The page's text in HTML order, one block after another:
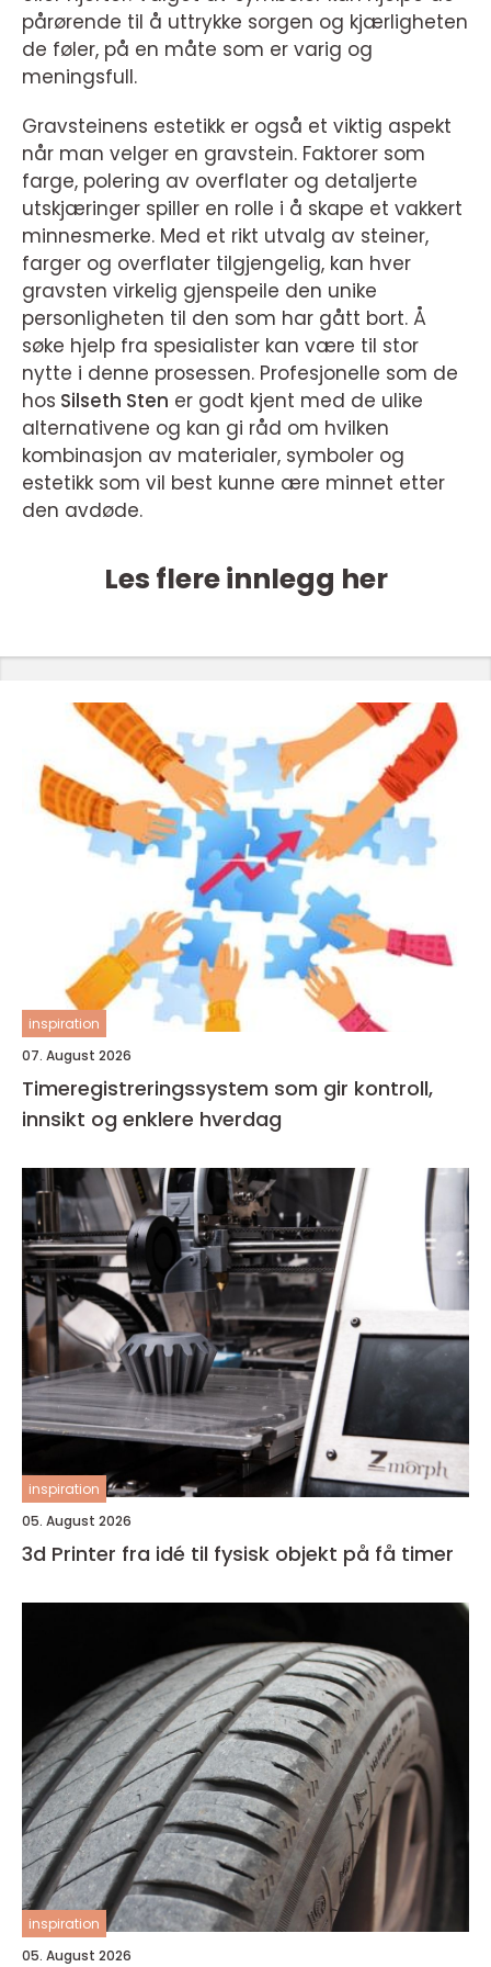
pårørende til å uttrykke sorgen og kjærligheten
de føler, på en måte som er varig og
meningsfull.
Gravsteinens estetikk er også et viktig aspekt
når man velger en gravstein. Faktorer som
farge, polering av overflater og detaljerte
utskjæringer spiller en rolle i å skape et vakkert
minnesmerke. Med et rikt utvalg av steiner,
farger og overflater tilgjengelig, kan hver
gravsten virkelig gjenspeile den unike
personligheten til den som har gått bort. Å
søke hjelp fra spesialister kan være til stor
nytte i denne prosessen. Profesjonelle som de
hos Silseth Sten er godt kjent med de ulike
alternativene og kan gi råd om hvilken
kombinasjon av materialer, symboler og
estetikk som vil best kunne ære minnet etter
den avdøde.
Les flere innlegg her
inspiration
07. August 2026
Timeregistreringssystem som gir kontroll,
innsikt og enklere hverdag
inspiration
05. August 2026
3d Printer fra idé til fysisk objekt på få timer
inspiration
05. August 2026